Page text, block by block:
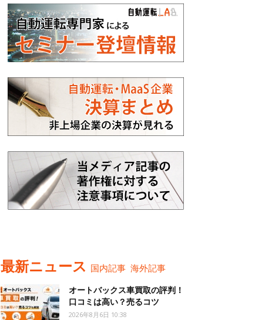
最新ニュース 国内記事 海外記事
オートバックス車買取の評判！
口コミは高い？売るコツ
2026年8月6日 10:38